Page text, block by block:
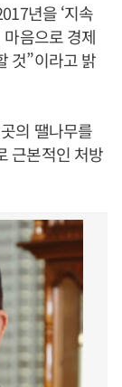
년을 ‘지속
마음으로 경제
것”이라고 밝
의 땔나무를
근본적인 처방